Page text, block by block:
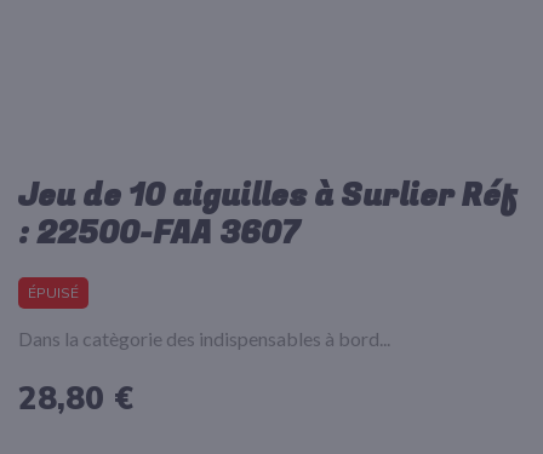
Passer
au
début
la
Galerie
d’images
Jeu de 10 aiguilles à Surlier Réf
: 22500-FAA 3607
ÉPUISÉ
Dans la catègorie des indispensables à bord...
28,80 €